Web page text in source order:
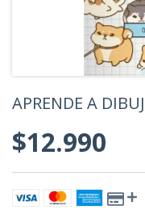
APRENDE A
$12.990